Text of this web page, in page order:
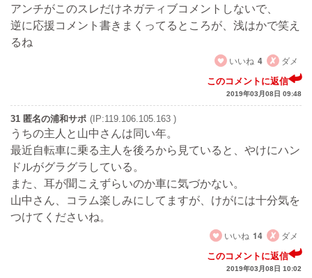
アンチがこのスレだけネガティブコメントしないで、
逆に応援コメント書きまくってるところが、浅はかで笑え
るね
いいね 4 ダメ
このコメントに返信
2019年03月08日 09:48
31 匿名の浦和サポ (IP:119.106.105.163 )
うちの主人と山中さんは同い年。
最近自転車に乗る主人を後ろから見ていると、やけにハン
ドルがグラグラしている。
また、耳が聞こえずらいのか車に気づかない。
山中さん、コラム楽しみにしてますが、けがには十分気を
つけてくださいね。
いいね 14 ダメ
このコメントに返信
2019年03月08日 10:02